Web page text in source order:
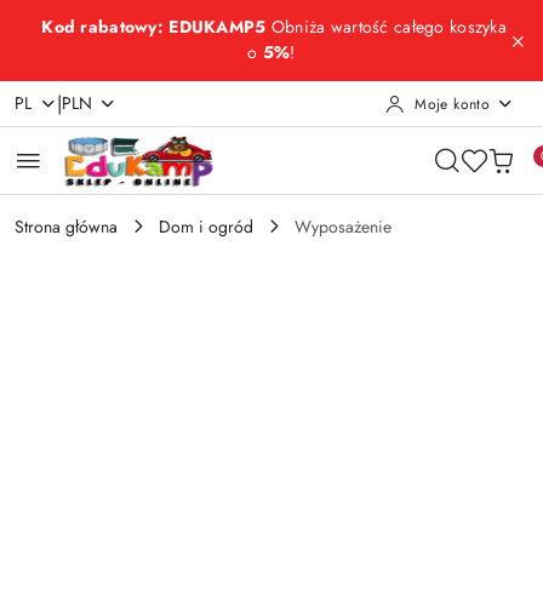
Przejdź do treści głównej
Przejdź do wyszukiwarki
Przejdź do moje konto
Przejdź do menu głównego
Przejdź do opisu produktu
Przejdź do stopki
Kod rabatowy: EDUKAMP5 Obniża wartość całego koszyka
o 5%!
PL |PLN Moje konto
Strona główna Dom i ogród Wyposażenie